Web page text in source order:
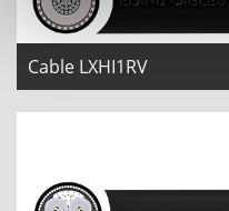
Cable LXHI1RV